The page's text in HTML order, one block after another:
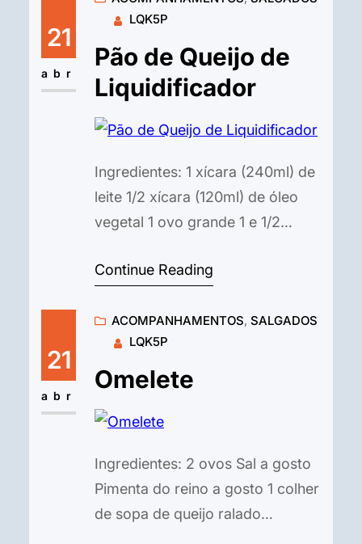
calabresa em rodelas 150g de
paio em rodelas 100g de bacon
picado 1 cebola grande picada 4
dentes de alho…
21
abr
LQK5P
Pão de Queijo de
Liquidificador
Ingredientes: 1 xícara (240ml) de
leite 1/2 xícara (120ml) de óleo
vegetal 1 ovo grande 1 e 1/2
polvilho doce 1/2 xícara (cerca de
(pode usar muçarela ou
parmesão também) Sal a gosto
Modo de Preparo: Preaqueça o
Unte…
Continue Reading
21
abr
ACOMPANHAMENTOS, SALGADOS
LQK5P
Omelete
Ingredientes: 2 ovos Sal a gosto
Pimenta do reino a gosto 1 colher
de sopa de queijo ralado